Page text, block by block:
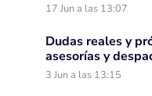
17 Jun a las 13:07
Dudas reales y
asesorías y
3 Jun a las 13:15